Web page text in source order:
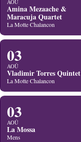
AOÛ
Amina Mezaache &
Maracuja Quartet
La Motte Chalancon
03
AOÛ
Vladimir Torres Quintet
La Motte Chalancon
03
AOÛ
La Mossa
Mens